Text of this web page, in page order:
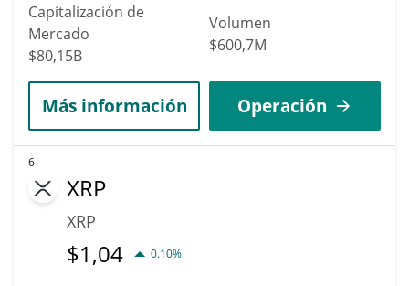
Capitalización de
Mercado
$80,15B
Volumen
$600,7M
Más información Operación
6
XRP
XRP
$1,04 0.10%